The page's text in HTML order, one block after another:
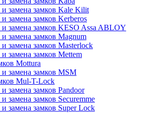
и замена замков Kale Kilit
и замена замков Kerberos
и замена замков KESO Assa ABLOY
и замена замков Magnum
и замена замков Masterlock
и замена замков Mettem
Mottura
и замена замков MSM
Mul-T-Lock
замена замков Pandoor
замена замков Securemme
и замена замков Super Lock